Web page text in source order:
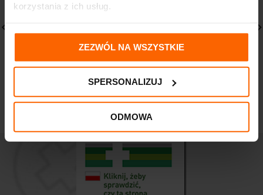
korzystania z ich usług.
ZEZWÓL NA WSZYSTKIE
SPERSONALIZUJ
ODMOWA
saszetki na odporność
10 saszetek
herbatka do
zaparzania Malina 20
5,31zł